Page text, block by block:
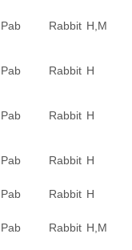
Pab Rabbit H,M
Pab Rabbit H
Pab Rabbit H
Pab Rabbit H
Pab Rabbit H
Pab Rabbit H,M